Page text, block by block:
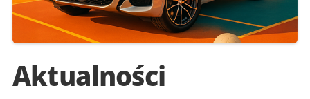
Aktualności